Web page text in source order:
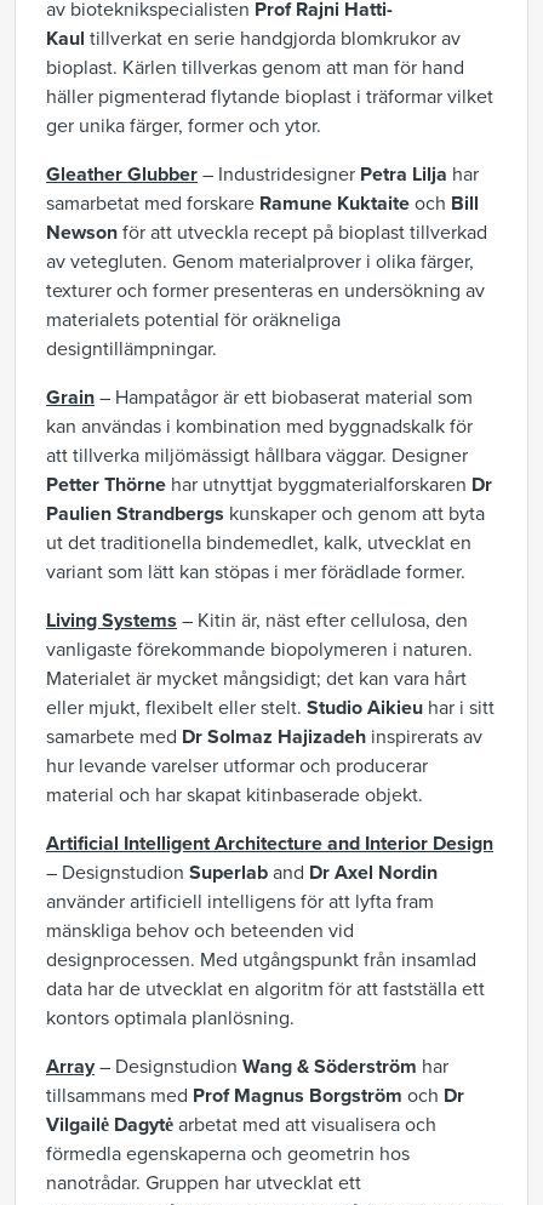
av bioteknikspecialisten Prof Rajni Hatti-
Kaul tillverkat en serie handgjorda blomkrukor av
bioplast. Kärlen tillverkas genom att man för hand
häller pigmenterad flytande bioplast i träformar vilket
ger unika färger, former och ytor.
Gleather Glubber – Industridesigner Petra Lilja har
samarbetat med forskare Ramune Kuktaite och Bill
Newson för att utveckla recept på bioplast tillverkad
av vetegluten. Genom materialprover i olika färger,
texturer och former presenteras en undersökning av
materialets potential för oräkneliga
designtillämpningar.
Grain – Hampatågor är ett biobaserat material som
kan användas i kombination med byggnadskalk för
att tillverka miljömässigt hållbara väggar. Designer
Petter Thörne har utnyttjat byggmaterialforskaren Dr
Paulien Strandbergs kunskaper och genom att byta
ut det traditionella bindemedlet, kalk, utvecklat en
variant som lätt kan stöpas i mer förädlade former.
Living Systems – Kitin är, näst efter cellulosa, den
vanligaste förekommande biopolymeren i naturen.
Materialet är mycket mångsidigt; det kan vara hårt
eller mjukt, flexibelt eller stelt. Studio Aikieu har i sitt
samarbete med Dr Solmaz Hajizadeh inspirerats av
hur levande varelser utformar och producerar
material och har skapat kitinbaserade objekt.
Artificial Intelligent Architecture and Interior Design
– Designstudion Superlab and Dr Axel Nordin
använder artificiell intelligens för att lyfta fram
mänskliga behov och beteenden vid
designprocessen. Med utgångspunkt från insamlad
data har de utvecklat en algoritm för att fastställa ett
kontors optimala planlösning.
Array – Designstudion Wang & Söderström har
tillsammans med Prof Magnus Borgström och Dr
Vilgailė Dagytė arbetat med att visualisera och
förmedla egenskaperna och geometrin hos
nanotrådar. Gruppen har utvecklat ett